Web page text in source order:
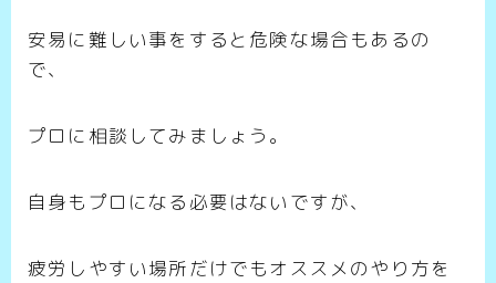
安易に難しい事をすると危険な場合もあるの
で、
プロに相談してみましょう。
自身もプロになる必要はないですが、
疲労しやすい場所だけでもオススメのやり方を